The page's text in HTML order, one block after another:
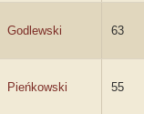
Godlewski 63
Pieńkowski 55